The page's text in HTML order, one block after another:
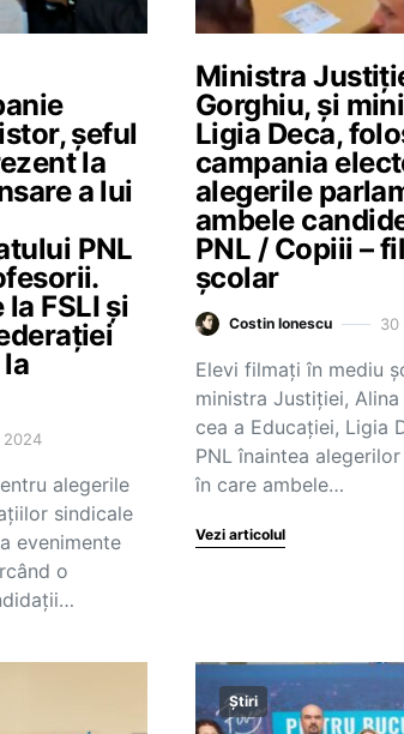
șeful
la
a lui
PNL
FSLI și
2024
alegerile
sindicale
evenimente
o
Ministra
Gorghiu, și
Ligia Deca,
campania
alegerile
ambele
PNL / Copiii –
școlar
Costin Ionescu 30
Elevi filmați în mediu
ministra Justiției,
cea a Educației, Ligia
PNL înaintea
în care ambele…
Vezi articolul
Știri